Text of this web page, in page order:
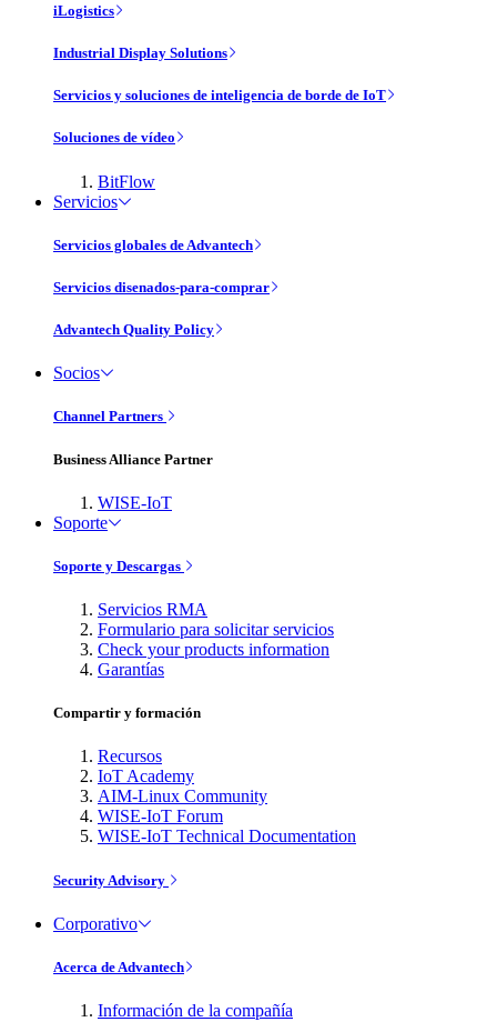
iLogistics
Industrial Display Solutions
Servicios y soluciones de inteligencia de borde de IoT
Soluciones de vídeo
BitFlow
Servicios
Servicios globales de Advantech
Servicios disenados-para-comprar
Advantech Quality Policy
Socios
Channel Partners
Business Alliance Partner
WISE-IoT
Soporte
Soporte y Descargas
Servicios RMA
Formulario para solicitar servicios
Check your products information
Garantías
Compartir y formación
Recursos
IoT Academy
AIM-Linux Community
WISE-IoT Forum
WISE-IoT Technical Documentation
Security Advisory
Corporativo
Acerca de Advantech
Información de la compañía